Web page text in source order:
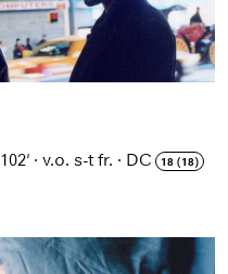
102' ·v.o. s-t fr. · DC 18 (18)